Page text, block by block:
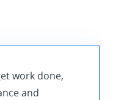
work done,
and